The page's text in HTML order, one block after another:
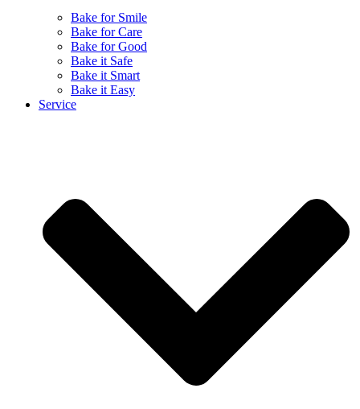
Bake for Smile
Bake for Care
Bake for Good
Bake it Safe
Bake it Smart
Bake it Easy
Service